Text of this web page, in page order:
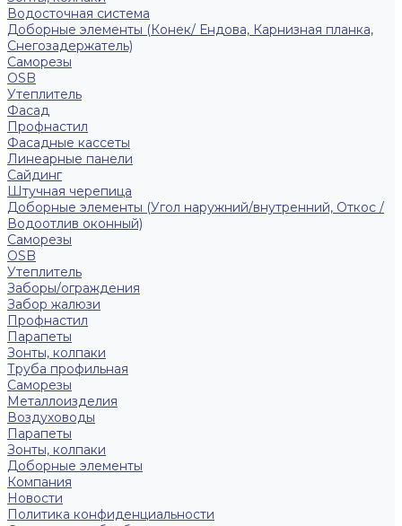
Водосточная система
Доборные элементы (Конек/ Ендова, Карнизная планка,
Снегозадержатель)
Саморезы
ОSB
Утеплитель
Фасад
Профнастил
Фасадные кассеты
Линеарные панели
Сайдинг
Штучная черепица
Доборные элементы (Угол наружний/внутренний, Откос /
Водоотлив оконный)
Саморезы
OSB
Утеплитель
Заборы/ограждения
Забор жалюзи
Профнастил
Парапеты
Зонты, колпаки
Труба профильная
Саморезы
Металлоизделия
Воздуховоды
Парапеты
Зонты, колпаки
Доборные элементы
Компания
Новости
Политика конфиденциальности